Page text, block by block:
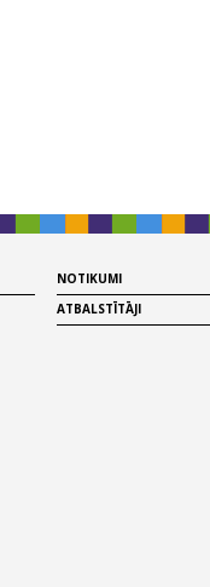
NOTIKUMI
ATBALSTĪTĀJI